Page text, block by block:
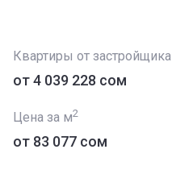
Квартиры от застройщика
от ‍4 039 228 сом
Цена за м2
от ‍83 077 сом